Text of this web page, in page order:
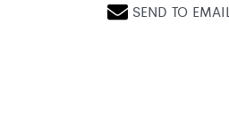
SEND TO EMAIL